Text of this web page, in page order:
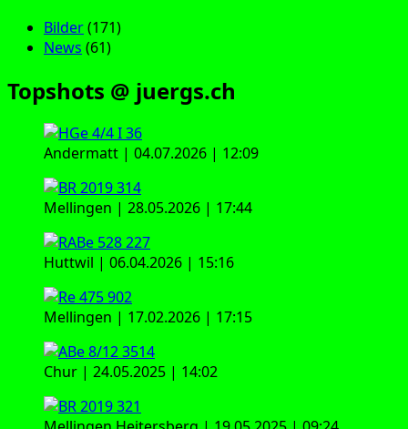
Bilder(171)
News (61)
Topshots @ juergs.ch
Andermatt | 04.07.2026 | 12:09
Mellingen | 28.05.2026 | 17:44
Huttwil | 06.04.2026 | 15:16
Mellingen | 17.02.2026 | 17:15
Chur | 24.05.2025 | 14:02